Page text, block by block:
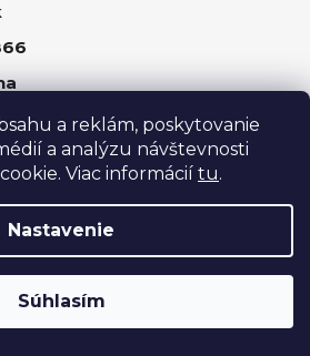
a reklám, poskytovanie
a analýzu návštevnosti
Viac informácií tu.
Nastavenie
Súhlasím
Vytvoril Shoptet
. Všetky práva vyhradené.
nastavenie cookies